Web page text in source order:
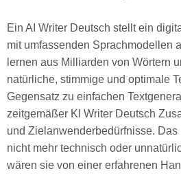
Ein AI Writer Deutsch stellt ein
mit umfassenden Sprachmodellen
lernen aus Milliarden von Wörtern
natürliche, stimmige und optimale
Gegensatz zu einfachen
zeitgemäßer KI Writer Deutsch
und Zielanwenderbedürfnisse. Das
nicht mehr technisch oder
wären sie von einer erfahrenen